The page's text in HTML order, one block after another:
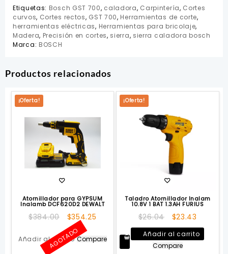
Etiquetas: Bosch GST 700, caladora, Carpintería, Cortes
curvos, Cortes rectos, GST 700, Herramientas de corte,
herramientas eléctricas, Herramientas para bricolaje,
Madera, Precisión en cortes, sierra, sierra caladora bosch
Marca: BOSCH
Productos relacionados
¡Oferta!
Atornillador para GYPSUM
Inalamb DCF620D2 DEWALT
$384.00
El
precio
original
$354.25
actual
Añadir al carrito
AGOTADOCompare
¡Oferta!
Taladro Atornillador Inalam
10.8V 1 BAT 1.3AH FURIUS
$26.04
El
precio
original
era:
$23.43
precio
actual
Añadir al carrito
Compare